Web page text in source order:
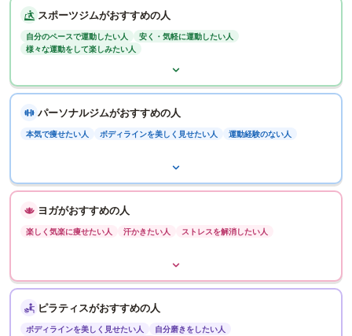
スポーツジムがおすすめの人
自分のペースで運動したい人
安く・気軽に運動したい人
様々な運動をして楽しみたい人
パーソナルジムがおすすめの人
本気で痩せたい人 ボディラインを美しく見せたい人 運動経験のない人
ヨガがおすすめの人
楽しく気楽に痩せたい人 汗かきたい人 ストレスを解消したい人
ピラティスがおすすめの人
ボディラインを美しく見せたい人
自分磨きをしたい人